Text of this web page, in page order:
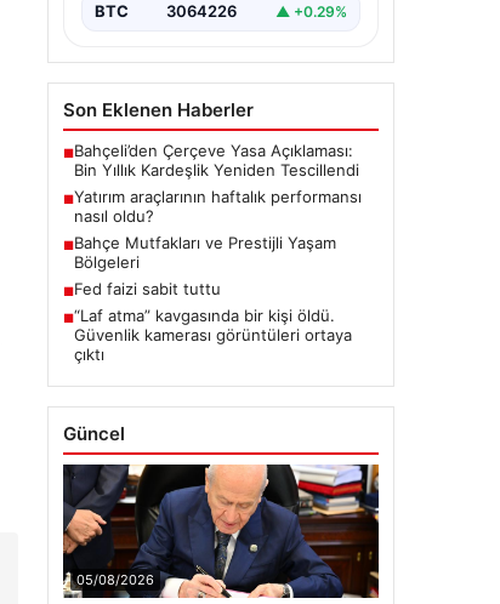
BTC 3064226 ▲ +0.29%
Son Eklenen Haberler
■Bahçeli’den Çerçeve Yasa Açıklaması:
Bin Yıllık Kardeşlik Yeniden Tescillendi
■Yatırım araçlarının haftalık performansı
nasıl oldu?
■Bahçe Mutfakları ve Prestijli Yaşam
Bölgeleri
■Fed faizi sabit tuttu
■“Laf atma” kavgasında bir kişi öldü.
Güvenlik kamerası görüntüleri ortaya
çıktı
Güncel
05/08/2026